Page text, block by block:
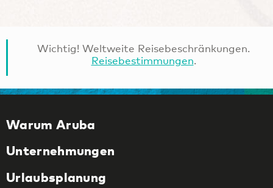
Wichtig! Weltweite Reisebeschränkungen.
Reisebestimmungen.
Warum Aruba
Unternehmungen
Urlaubsplanung